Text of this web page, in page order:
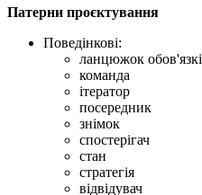
Патерни проєктування
Поведінкові:
ланцюжок
команда
ітератор
посередник
знімок
спостерігач
стан
стратегія
відвідувач